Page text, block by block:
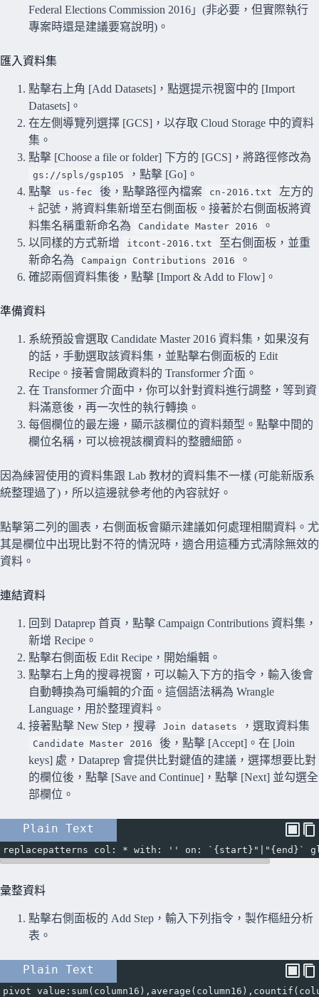
Federal Elections Commission 2016」(非必要，但實際執行
專案時還是建議要寫說明)。
匯入資料集
點擊右上角 [Add Datasets]，點選提示視窗中的 [Import
Datasets]。
在左側導覽列選擇 [GCS]，以存取 Cloud Storage 中的資料
集。
點擊 [Choose a file or folder] 下方的 [GCS]，將路徑修改為
gs://spls/gsp105
，點擊 [Go]。
點擊
us-fec 後，點擊路徑內檔案 cn-2016.txt
左方的
+ 記號，將資料集新增至右側面板。接著於右側面板將資
料集名稱重新命名為
Candidate Master 2016
。
以同樣的方式新增
itcont-2016.txt
至右側面板，並重
新命名為
Campaign Contributions 2016
。
確認兩個資料集後，點擊 [Import & Add to Flow]。
準備資料
系統預設會選取 Candidate Master 2016 資料集，如果沒有
的話，手動選取該資料集，並點擊右側面板的 Edit
Recipe。接著會開啟資料的 Transformer 介面。
在 Transformer 介面中，你可以針對資料進行調整，等到資
料滿意後，再一次性的執行轉換。
每個欄位的最左邊，顯示該欄位的資料類型。點擊中間的
欄位名稱，可以檢視該欄資料的整體細節。
因為練習使用的資料集跟 Lab 教材的資料集不一樣 (可能新版系
統整理過了)，所以這邊就參考他的內容就好。
點擊第二列的圖表，右側面板會顯示建議如何處理相關資料。尤
其是欄位中出現比對不符的情況時，適合用這種方式清除無效的
資料。
連結資料
回到 Dataprep 首頁，點擊 Campaign Contributions 資料集，
新增 Recipe。
點擊右側面板 Edit Recipe，開始編輯。
點擊右上角的搜尋視窗，可以輸入下方的指令，輸入後會
自動轉換為可編輯的介面。這個語法稱為 Wrangle
Language，用於整理資料。
接著點擊 New Step，搜尋
Join datasets ，選取資料集
Candidate Master 2016
後，點擊 [Accept]。在 [Join
keys] 處，Dataprep 會提供比對鍵值的建議，選擇想要比對
的欄位後，點擊 [Save and Continue]，點擊 [Next] 並勾選全
部欄位。
Plain Text
replacepatterns col: * with: '' on: `{start}"|"{end}`
彙整資料
點擊右側面板的 Add Step，輸入下列指令，製作樞紐分析
表。
Plain Text
pivot